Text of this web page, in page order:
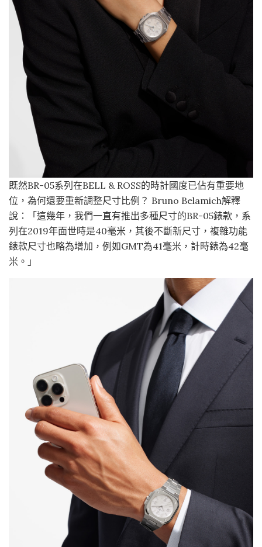
既然BR-05系列在BELL & ROSS的時計國度已佔有重要地
位，為何還要重新調整尺寸比例？ Bruno Belamich解釋
說：「這幾年，我們一直有推出多種尺寸的BR-05錶款，系
列在2019年面世時是40毫米，其後不斷新尺寸，複雜功能
錶款尺寸也略為增加，例如GMT為41毫米，計時錶為42毫
米。」